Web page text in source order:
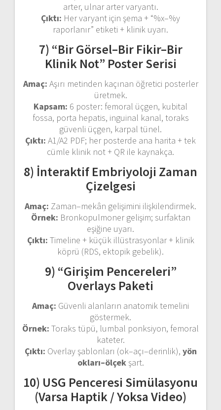
arter, ulnar arter varyantı.
Çıktı: Her varyant için şema + “%x–%y
raporlanır” etiketi + klinik uyarı.
7) “Bir Görsel–Bir Fikir–Bir
Klinik Not” Poster Serisi
Amaç: Aşırı metinden kaçınan öğretici posterler
üretmek.
Kapsam: 6 poster: femoral üçgen, kubital
fossa, porta hepatis, inguinal kanal, toraks
güvenli üçgen, karpal tünel.
Çıktı: A1/A2 PDF; her posterde ana harita + tek
cümle klinik not + QR ile kaynakça.
8) İnteraktif Embriyoloji Zaman
Çizelgesi
Amaç: Zaman–mekân gelişimini ilişkilendirmek.
Örnek: Bronkopulmoner gelişim; surfaktan
eşiğine uyarı.
Çıktı: Timeline + küçük illüstrasyonlar + klinik
köprü (RDS, ektopik gebelik).
9) “Girişim Pencereleri”
Overlays Paketi
Amaç: Güvenli alanların anatomik temelini
göstermek.
Örnek: Toraks tüpü, lumbal ponksiyon, femoral
kateter.
Çıktı: Overlay şablonları (ok–açı–derinlik), yön
okları–ölçekşart.
10) USG Penceresi Simülasyonu
(Varsa Haptik / Yoksa Video)